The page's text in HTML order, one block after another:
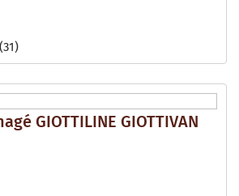
GIOTTILINE GIOTTIVAN